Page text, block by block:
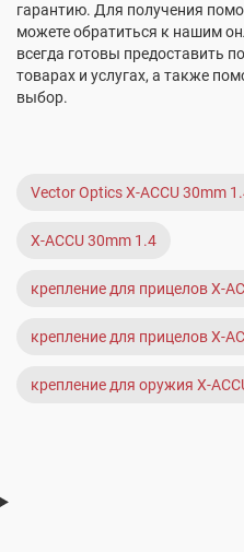
гарантию. Для получения
можете обратиться к нашим
всегда готовы предоставить
товарах и услугах, а также
выбор.
Vector Optics X-ACCU 30mm
X-ACCU 30mm 1.4
крепление для прицелов X-
крепление для прицелов X-
крепление для оружия X-